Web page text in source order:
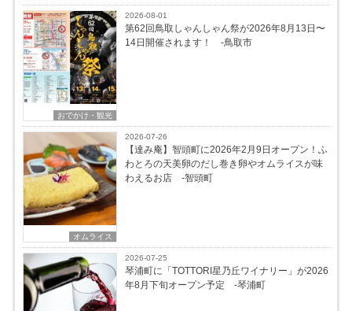
おでかけ・観光
2026-08-01
第62回鳥取しゃんしゃん祭が2026年8月13日〜
14日開催されます！ -鳥取市
オムライス
2026-07-26
【達み庵】智頭町に2026年2月9日オープン！ふ
わとろの天美卵のだし巻き卵やオムライスが味
わえるお店 -智頭町
2026-07-25
琴浦町に「TOTTORI星乃丘ワイナリー」が2026
年8月下旬オープン予定 -琴浦町